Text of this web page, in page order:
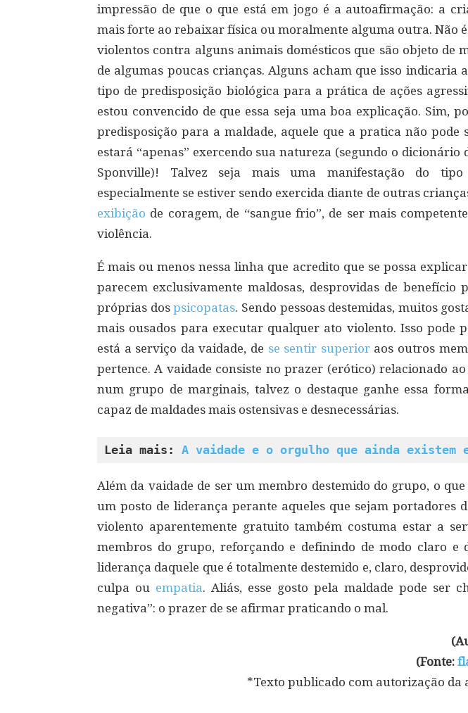
impressão de que o que está em jogo é a autoafirmação: a
mais forte ao rebaixar física ou moralmente alguma outra. Não
violentos contra alguns animais domésticos que são objeto de
de algumas poucas crianças. Alguns acham que isso indicaria
tipo de predisposição biológica para a prática de ações
estou convencido de que essa seja uma boa explicação. Sim,
predisposição para a maldade, aquele que a pratica não pode
estará “apenas” exercendo sua natureza (segundo o dicionário
Sponville)! Talvez seja mais uma manifestação do tipo
especialmente se estiver sendo exercida diante de outras
exibição de coragem, de “sangue frio”, de ser mais
violência.
É mais ou menos nessa linha que acredito que se possa
parecem exclusivamente maldosas, desprovidas de benefício
próprias dospsicopatas. Sendo pessoas destemidas, muitos
mais ousados para executar qualquer ato violento. Isso pode
está a serviço da vaidade, de se sentir superioraos outros
pertence. A vaidade consiste no prazer (erótico) relacionado ao
num grupo de marginais, talvez o destaque ganhe essa
capaz de maldades mais ostensivas e desnecessárias.
Leia mais: A vaidade e o orgulho que ainda existem
Além da vaidade de ser um membro destemido do grupo, o
um posto de liderança perante aqueles que sejam portadores
violento aparentemente gratuito também costuma estar a
membros do grupo, reforçando e definindo de modo claro e
liderança daquele que é totalmente destemido e, claro,
culpa ou empatia. Aliás, esse gosto pela maldade pode ser
negativa”: o prazer de se afirmar praticando o mal.
(Fonte:
*Texto publicado com autorização da